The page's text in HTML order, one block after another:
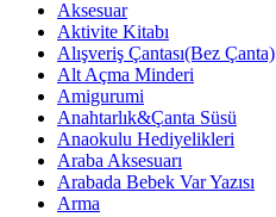
Aksesuar
Aktivite Kitabı
Alışveriş Çantası(Bez Çanta)
Alt Açma Minderi
Amigurumi
Anahtarlık&Çanta Süsü
Anaokulu Hediyelikleri
Araba Aksesuarı
Arabada Bebek Var Yazısı
Arma